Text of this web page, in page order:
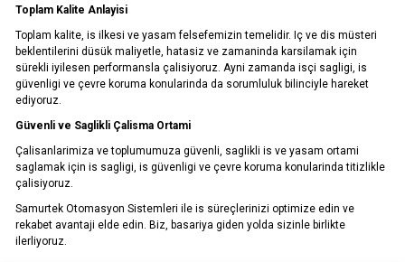
Toplam Kalite Anlayisi
Toplam kalite, is ilkesi ve yasam felsefemizin temelidir. Iç ve dis müsteri
beklentilerini düsük maliyetle, hatasiz ve zamaninda karsilamak için
sürekli iyilesen performansla çalisiyoruz. Ayni zamanda isçi sagligi, is
güvenligi ve çevre koruma konularinda da sorumluluk bilinciyle hareket
ediyoruz.
Güvenli ve Saglikli Çalisma Ortami
Çalisanlarimiza ve toplumumuza güvenli, saglikli is ve yasam ortami
saglamak için is sagligi, is güvenligi ve çevre koruma konularinda titizlikle
çalisiyoruz.
Samurtek Otomasyon Sistemleri ile is süreçlerinizi optimize edin ve
rekabet avantaji elde edin. Biz, basariya giden yolda sizinle birlikte
ilerliyoruz.